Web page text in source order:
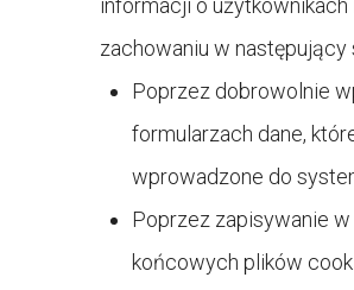
informacji o użytkownikach
zachowaniu w następujący
Poprzez dobrowolnie
formularzach dane,
wprowadzone do
Poprzez zapisywanie
końcowych plików